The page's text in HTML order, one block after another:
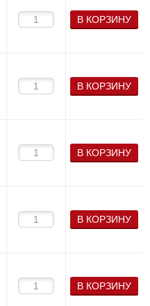
В КОРЗИНУ
В КОРЗИНУ
В КОРЗИНУ
В КОРЗИНУ
В КОРЗИНУ